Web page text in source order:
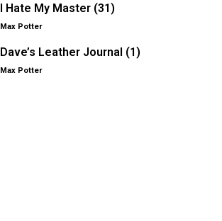
I Hate My Master (31)
Max Potter
Dave’s Leather Journal (1)
Max Potter